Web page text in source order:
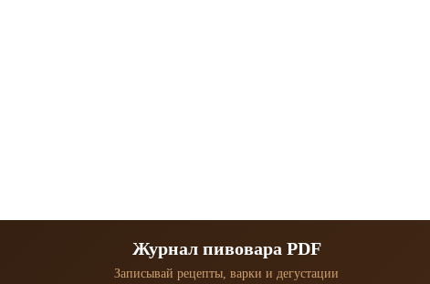
Журнал пивовара PDF
Записывай рецепты, варки и дегустации